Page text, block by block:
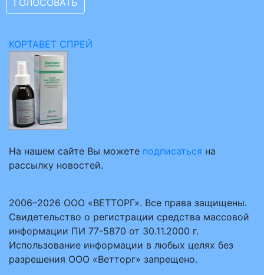
КОРТАВЕТ СПРЕЙ
На нашем сайте Вы можете подписаться на
рассылку новостей.
2006–2026 ООО «ВЕТТОРГ». Все права защищены.
Свидетельство о регистрации средства массовой
информации ПИ 77-5870 от 30.11.2000 г.
Использование информации в любых целях без
разрешения ООО «Ветторг» запрещено.